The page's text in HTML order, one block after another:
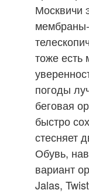
Москвичи
тоже есть
погоды
беговая
быстро
стесняет
Обувь,
вариант
Jalas,